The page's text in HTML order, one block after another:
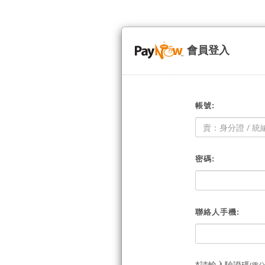
會員登入
帳號:
密碼:
聯絡人手機: